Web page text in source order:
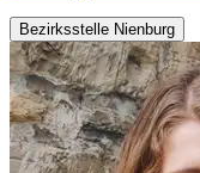
Bezirksstelle Nienburg